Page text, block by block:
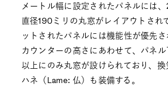
メートル幅に設定されたパネルには
直径190ミリの丸窓がレイアウトされ
ットされたパネルには機能性が優先
カウンターの高さにあわせて、パネル
以上にのみ丸窓が設けられており、
ハネ（Lame: 仏）も装備する。